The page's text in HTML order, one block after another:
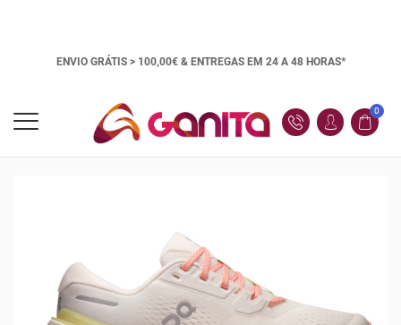
ENVIO GRÁTIS > 100,00€ & ENTREGAS EM 24 A 48 HORAS*
0